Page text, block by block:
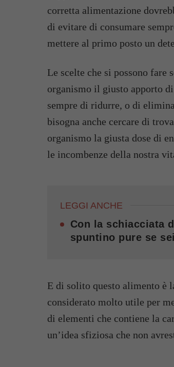
corretta alimentazione
di evitare di consumare
mettere al primo posto un
Le scelte che si possono fare
organismo il giusto apporto
sempre di ridurre, o di
bisogna anche cercare di
organismo la giusta dose di
le incombenze della nostra
LEGGI ANCHE
Con la schiacciata
spuntino pure se
E di solito questo alimento è
considerato molto utile per
di elementi che contiene la
un’idea sfiziosa che non